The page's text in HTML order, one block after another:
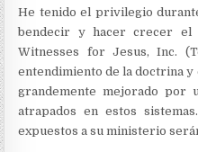
He tenido el privilegio
bendecir y hacer crecer el
Witnesses for Jesus, Inc.
entendimiento de la doctrina
grandemente mejorado por
atrapados en estos
expuestos a su ministerio